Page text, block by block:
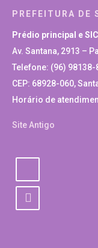
PREFEITURA DE
Prédio principal e
Av. Santana, 2913 –
Telefone: (96) 98138-
CEP: 68928-060,
Horário de
Site Antigo